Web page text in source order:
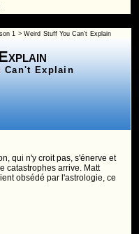
1 > Weird Stuff You Can't Explain
Can't Explain
qui n'y croit pas, s'énerve et
catastrophes arrive. Matt
obsédé par l'astrologie, ce